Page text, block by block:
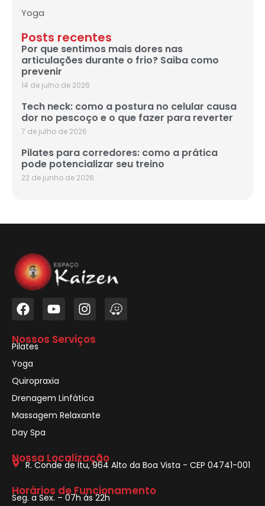
Yoga
Posts recentes
Por que sentimos mais dores nas
articulações durante o frio? Saiba como
prevenir
14 de julho de 2026
Tech neck: como a postura no celular causa
dor no pescoço e o que fazer para reverter
7 de julho de 2026
Pilates para corredores: como a prática
pode potencializar seu treino
22 de junho de 2026
Nossos Serviços
Pilates
Yoga
Quiropraxia
Drenagem Linfática
Massagem Relaxante
Day Spa
Nossa Localização
R. Conde de Itu, 964 Alto da Boa Vista - CEP 04741-001
Horários de Funcionamento
Seg. a Sex. – 07h às 22h